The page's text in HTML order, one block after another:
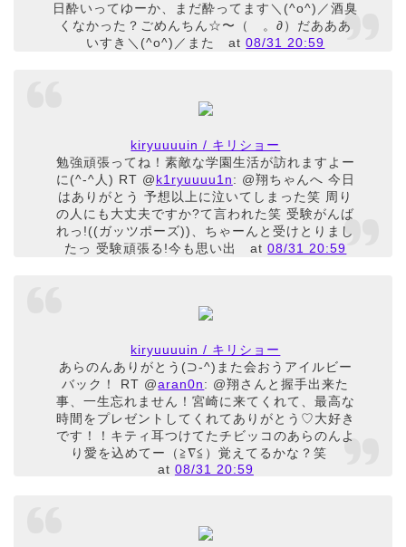
日酔いってゆーか、まだ酔ってます＼(^o^)／酒臭
くなかった？ごめんちん☆〜（ゝ。∂）だあああ
いすき＼(^o^)／また
at08/31 20:59
kiryuuuuin / キリショー
勉強頑張ってね！素敵な学園生活が訪れますよー
に(^-^人) RT @k1ryuuuu1n: @翔ちゃんへ 今日
はありがとう 予想以上に泣いてしまった笑 周り
の人にも大丈夫ですか?て言われた笑 受験がんば
れっ!((ガッツポーズ))、ちゃーんと受けとりまし
たっ 受験頑張る!今も思い出
at08/31 20:59
kiryuuuuin / キリショー
あらのんありがとう(⊃-^)また会おうアイルビー
バック！ RT @aran0n: @翔さんと握手出来た
事、一生忘れません！宮崎に来てくれて、最高な
時間をプレゼントしてくれてありがとう♡大好き
です！！キティ耳つけてたチビッコのあらのんよ
り愛を込めてー（≧∇≦）覚えてるかな？笑
at 08/31 20:59